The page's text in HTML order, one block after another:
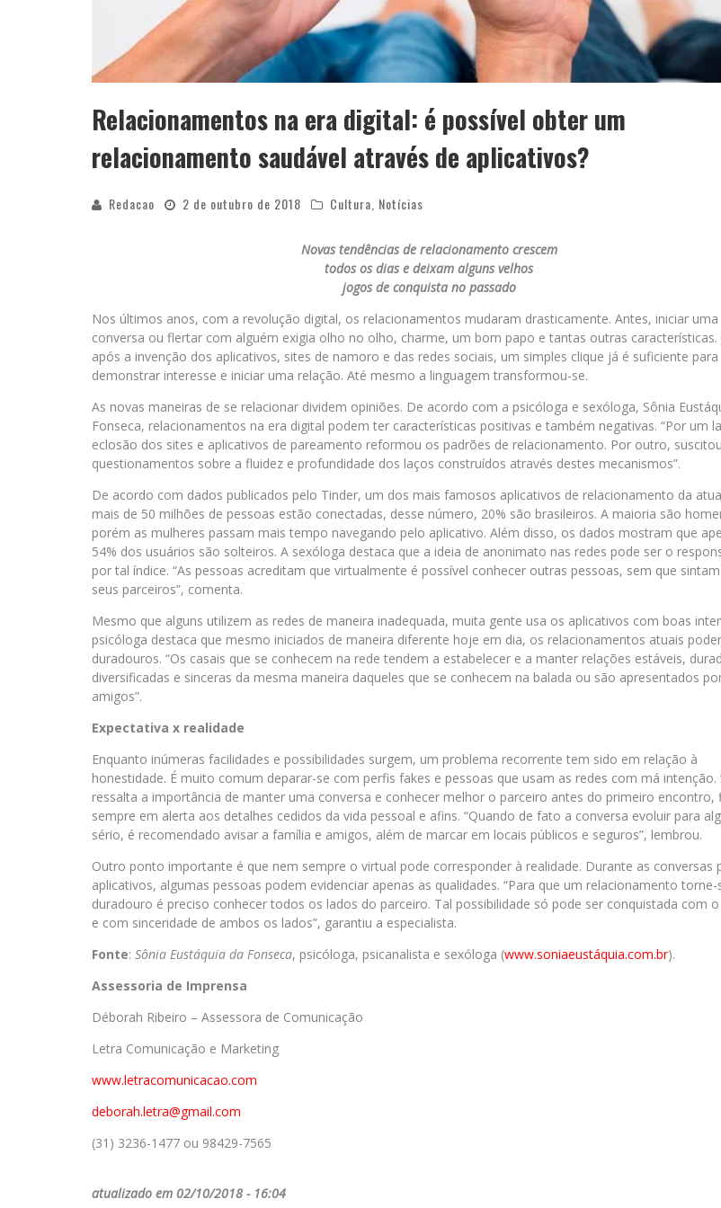
Relacionamentos na era digital: é possível obter um
relacionamento saudável através de aplicativos?
Redacao 2 de outubro de 2018 Cultura, Notícias
Novas tendências de relacionamento crescem
todos os dias e deixam alguns velhos
jogos de conquista no passado
Nos últimos anos, com a revolução digital, os relacionamentos mudaram drasticamente. Antes, iniciar uma
conversa ou flertar com alguém exigia olho no olho, charme, um bom papo e tantas outras características.
após a invenção dos aplicativos, sites de namoro e das redes sociais, um simples clique já é suficiente para
demonstrar interesse e iniciar uma relação. Até mesmo a linguagem transformou-se.
As novas maneiras de se relacionar dividem opiniões. De acordo com a psicóloga e sexóloga, Sônia
Fonseca, relacionamentos na era digital podem ter características positivas e também negativas. “Por um
eclosão dos sites e aplicativos de pareamento reformou os padrões de relacionamento. Por outro, suscitou
questionamentos sobre a fluidez e profundidade dos laços construídos através destes mecanismos”.
De acordo com dados publicados pelo Tinder, um dos mais famosos aplicativos de relacionamento da
mais de 50 milhões de pessoas estão conectadas, desse número, 20% são brasileiros. A maioria são
porém as mulheres passam mais tempo navegando pelo aplicativo. Além disso, os dados mostram que
54% dos usuários são solteiros. A sexóloga destaca que a ideia de anonimato nas redes pode ser o
por tal índice. “As pessoas acreditam que virtualmente é possível conhecer outras pessoas, sem que
seus parceiros”, comenta.
Mesmo que alguns utilizem as redes de maneira inadequada, muita gente usa os aplicativos com boas
psicóloga destaca que mesmo iniciados de maneira diferente hoje em dia, os relacionamentos atuais
duradouros. “Os casais que se conhecem na rede tendem a estabelecer e a manter relações estáveis,
diversificadas e sinceras da mesma maneira daqueles que se conhecem na balada ou são apresentados
amigos”.
Expectativa x realidade
Enquanto inúmeras facilidades e possibilidades surgem, um problema recorrente tem sido em relação à
honestidade. É muito comum deparar-se com perfis fakes e pessoas que usam as redes com má intenção.
ressalta a importância de manter uma conversa e conhecer melhor o parceiro antes do primeiro encontro,
sempre em alerta aos detalhes cedidos da vida pessoal e afins. “Quando de fato a conversa evoluir para
sério, é recomendado avisar a família e amigos, além de marcar em locais públicos e seguros”, lembrou.
Outro ponto importante é que nem sempre o virtual pode corresponder à realidade. Durante as conversas
aplicativos, algumas pessoas podem evidenciar apenas as qualidades. “Para que um relacionamento torne-
duradouro é preciso conhecer todos os lados do parceiro. Tal possibilidade só pode ser conquistada com
e com sinceridade de ambos os lados”, garantiu a especialista.
Fonte: Sônia Eustáquia da Fonseca, psicóloga, psicanalista e sexóloga (www.soniaeustáquia.com.br).
Assessoria de Imprensa
Déborah Ribeiro – Assessora de Comunicação
Letra Comunicação e Marketing
www.letracomunicacao.com
deborah.letra@gmail.com
(31) 3236-1477 ou 98429-7565
atualizado em 02/10/2018 - 16:04